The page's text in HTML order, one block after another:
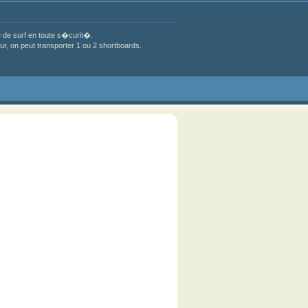
de surf en toute s�curit�.
on peut transporter 1 ou 2 shortboards.